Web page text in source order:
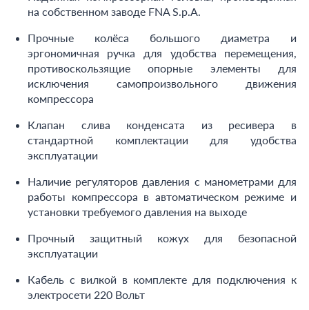
на собственном заводе FNA S.p.A.
Прочные колёса большого диаметра и
эргономичная ручка для удобства перемещения,
противоскользящие опорные элементы для
исключения самопроизвольного движения
компрессора
Клапан слива конденсата из ресивера в
стандартной комплектации для удобства
эксплуатации
Наличие регуляторов давления с манометрами для
работы компрессора в автоматическом режиме и
установки требуемого давления на выходе
Прочный защитный кожух для безопасной
эксплуатации
Кабель с вилкой в комплекте для подключения к
электросети 220 Вольт